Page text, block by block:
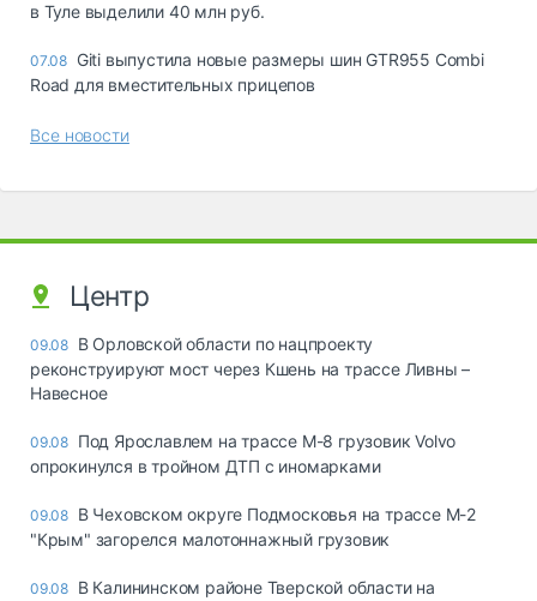
в Туле выделили 40 млн руб.
07.08 Giti выпустила новые размеры шин GTR955 Combi
Road для вместительных прицепов
Все новости
Центр
09.08 В Орловской области по нацпроекту
реконструируют мост через Кшень на трассе Ливны –
Навесное
09.08 Под Ярославлем на трассе М-8 грузовик Volvo
опрокинулся в тройном ДТП с иномарками
09.08 В Чеховском округе Подмосковья на трассе М-2
"Крым" загорелся малотоннажный грузовик
09.08 В Калининском районе Тверской области на